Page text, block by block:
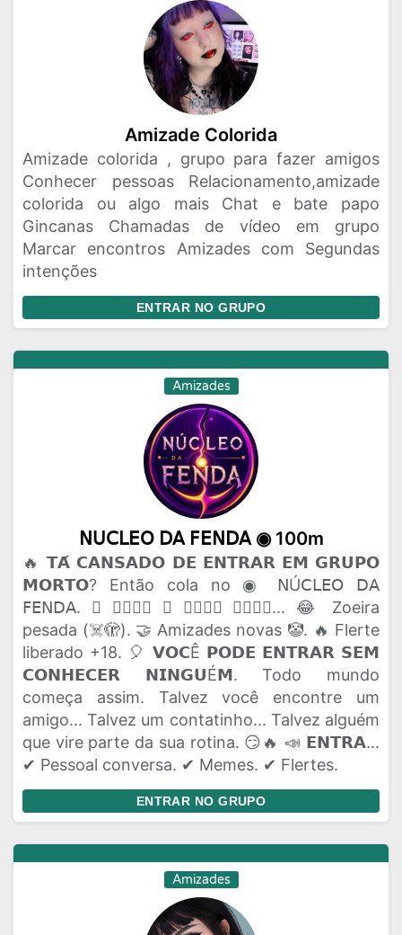
Amizade Colorida
Amizade colorida , grupo para fazer amigos
Conhecer pessoas Relacionamento,amizade
colorida ou algo mais Chat e bate papo
Gincanas Chamadas de vídeo em grupo
Marcar encontros Amizades com Segundas
intenções
ENTRAR NO GRUPO
Amizades
𝖭𝖴𝖢𝖫𝖤𝖮 𝖣𝖠 𝖥𝖤𝖭𝖣𝖠 ◉ 100m
🔥 𝗧𝗔́ 𝗖𝗔𝗡𝗦𝗔𝗗𝗢 𝗗𝗘 𝗘𝗡𝗧𝗥𝗔𝗥 𝗘𝗠 𝗚𝗥𝗨𝗣𝗢
𝗠𝗢𝗥𝗧𝗢? Então cola no ◉ 𝖭Ú𝖢𝖫𝖤𝖮 𝖣𝖠
𝖥𝖤𝖭𝖣𝖠. 🫟 𝗔𝗤𝗨𝗜 𝗢 𝗣𝗔𝗣𝗢 𝗙𝗟𝗨𝗜... 😂 Zoeira
pesada (☠️🫣). 🤝 Amizades novas 🤡. 🔥 Flerte
liberado +18. 🎈 𝗩𝗢𝗖Ê 𝗣𝗢𝗗𝗘 𝗘𝗡𝗧𝗥𝗔𝗥 𝗦𝗘𝗠
𝗖𝗢𝗡𝗛𝗘𝗖𝗘𝗥 𝗡𝗜𝗡𝗚𝗨É𝗠. Todo mundo
começa assim. Talvez você encontre um
amigo... Talvez um contatinho... Talvez alguém
que vire parte da sua rotina. 😏🔥 📣 𝗘𝗡𝗧𝗥𝗔...
✔ Pessoal conversa. ✔ Memes. ✔ Flertes.
ENTRAR NO GRUPO
Amizades